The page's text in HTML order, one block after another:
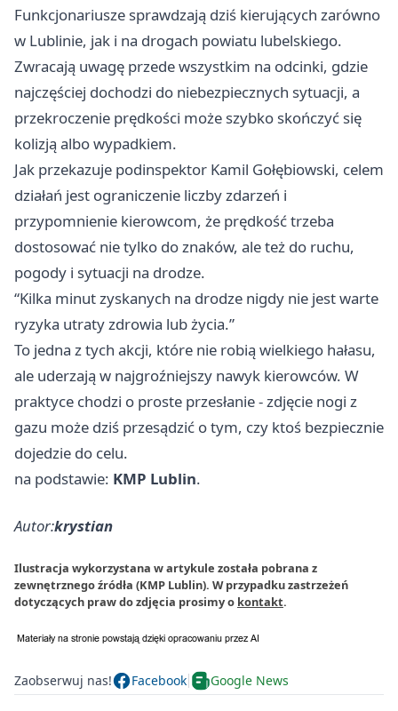
Funkcjonariusze sprawdzają dziś kierujących zarówno
w Lublinie, jak i na drogach powiatu lubelskiego.
Zwracają uwagę przede wszystkim na odcinki, gdzie
najczęściej dochodzi do niebezpiecznych sytuacji, a
przekroczenie prędkości może szybko skończyć się
kolizją albo wypadkiem.
Jak przekazuje podinspektor Kamil Gołębiowski, celem
działań jest ograniczenie liczby zdarzeń i
przypomnienie kierowcom, że prędkość trzeba
dostosować nie tylko do znaków, ale też do ruchu,
pogody i sytuacji na drodze.
“Kilka minut zyskanych na drodze nigdy nie jest warte
ryzyka utraty zdrowia lub życia.”
To jedna z tych akcji, które nie robią wielkiego hałasu,
ale uderzają w najgroźniejszy nawyk kierowców. W
praktyce chodzi o proste przesłanie - zdjęcie nogi z
gazu może dziś przesądzić o tym, czy ktoś bezpiecznie
dojedzie do celu.
na podstawie: KMP Lublin.
Autor:krystian
Ilustracja wykorzystana w artykule została pobrana z
zewnętrznego źródła (KMP Lublin). W przypadku zastrzeżeń
dotyczących praw do zdjęcia prosimy o kontakt.
Zaobserwuj nas! Facebook Google News